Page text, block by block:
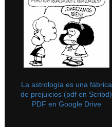
La astrología es una fábrica
de prejuicios (pdf en Scribd)
PDF en Google Drive